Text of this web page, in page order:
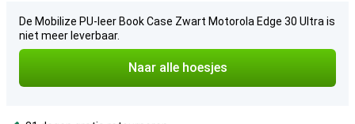
De Mobilize PU-leer Book Case Zwart Motorola Edge 30 Ultra is
niet meer leverbaar.
Naar alle hoesjes